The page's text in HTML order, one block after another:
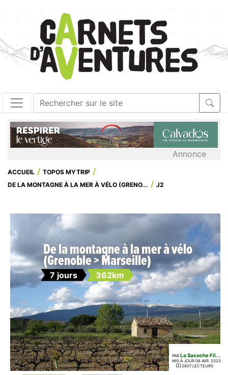
Annonce
ACCUEIL
TOPOS MYTRIP
DE LA MONTAGNE À LA MER À VÉLO (GRENO...
J2
De la montagne à la mer à vélo
(Grenoble > Marseille)
7 jours 362km
PAR La Sacoche Fil...
MIS À JOUR 06 AVR. 2023
2607 LECTEURS